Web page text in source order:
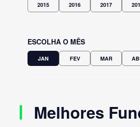
2015 2016 2017
ESCOLHA O MÊS
JAN FEV MAR
Melhores